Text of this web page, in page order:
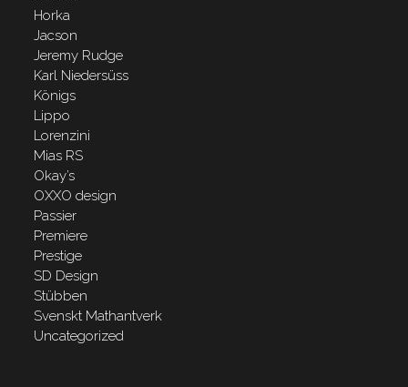
Horka
Jacson
Jeremy Rudge
Karl Niedersüss
Königs
Lippo
Lorenzini
Mias RS
Okay’s
OXXO design
Passier
Premiere
Prestige
SD Design
Stübben
Svenskt Mathantverk
Uncategorized